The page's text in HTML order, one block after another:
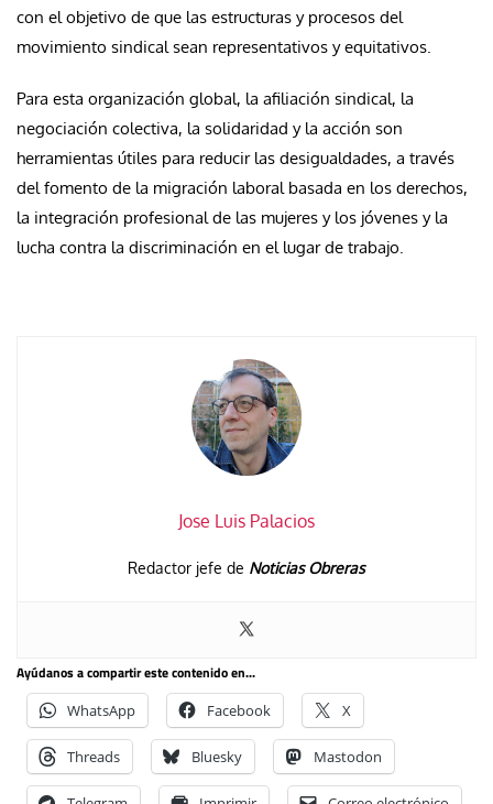
con el objetivo de que las estructuras y procesos del
movimiento sindical sean representativos y equitativos.
Para esta organización global, la afiliación sindical, la
negociación colectiva, la solidaridad y la acción son
herramientas útiles para reducir las desigualdades, a través
del fomento de la migración laboral basada en los derechos,
la integración profesional de las mujeres y los jóvenes y la
lucha contra la discriminación en el lugar de trabajo.
Jose Luis Palacios
Redactor jefe de Noticias Obreras
Ayúdanos a compartir este contenido en...
WhatsApp Facebook X
Threads Bluesky Mastodon